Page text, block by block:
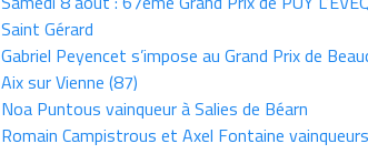
Saint Gérard
Gabriel Peyencet s’impose au Grand Prix de
Aix sur Vienne (87)
Noa Puntous vainqueur à Salies de Béarn
Romain Campistrous et Axel Fontaine